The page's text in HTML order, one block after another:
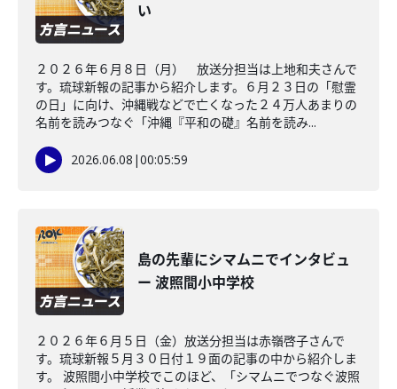
い
２０２６年６月８日（月） 放送分担当は上地和夫さんで
す。琉球新報の記事から紹介します。６月２３日の「慰霊
の日」に向け、沖縄戦などで亡くなった２４万人あまりの
名前を読みつなぐ「沖縄『平和の礎』名前を読み...
2026.06.08 |00:05:59
島の先輩にシマムニでインタビュ
ー 波照間小中学校
２０２６年６月５日（金）放送分担当は赤嶺啓子さんで
す。琉球新報５月３０日付１９面の記事の中から紹介しま
す。 波照間小中学校でこのほど、「シマムニでつなぐ波照